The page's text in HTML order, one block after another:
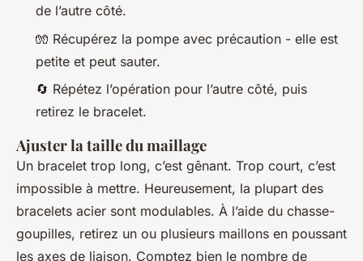
de l’autre côté.
🧤 Récupérez la pompe avec précaution - elle est
petite et peut sauter.
🔄 Répétez l’opération pour l’autre côté, puis
retirez le bracelet.
Ajuster la taille du maillage
Un bracelet trop long, c’est gênant. Trop court, c’est
impossible à mettre. Heureusement, la plupart des
bracelets acier sont modulables. À l’aide du chasse-
goupilles, retirez un ou plusieurs maillons en poussant
les axes de liaison. Comptez bien le nombre de